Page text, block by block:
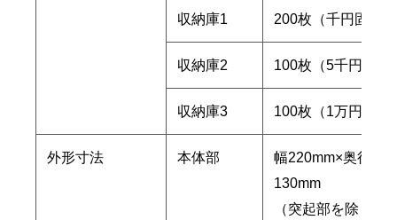
収納庫1 200枚（千円固定）
収納庫2 100枚（5千円固定
収納庫3 100枚（1万円固定
外形寸法 本体部
幅220mm×奥行
130mm
（突起部を除く）